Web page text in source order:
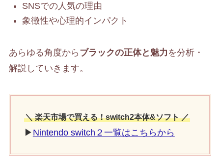
SNSでの人気の理由
象徴性や心理的インパクト
あらゆる角度から ブラックの正体と魅力 を分析・
解説していきます。
＼ 楽天市場で買える！switch2本体&ソフト ／
▶ Nintendo switch２一覧はこちらから